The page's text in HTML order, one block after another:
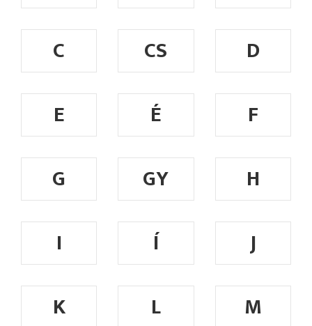
C
CS
D
E
É
F
G
GY
H
I
Í
J
K
L
M